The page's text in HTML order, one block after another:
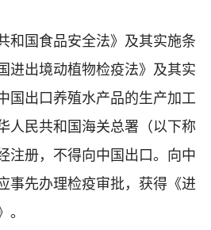
和国食品安全法》及其实施条
进出境动植物检疫法》及其实
国出口养殖水产品的生产加工
人民共和国海关总署（以下称
注册，不得向中国出口。向中
事先办理检疫审批，获得《进